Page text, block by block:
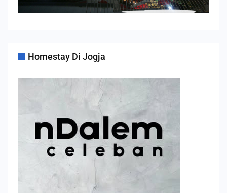
Homestay Di Jogja